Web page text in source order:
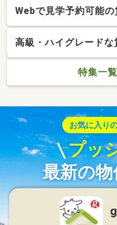
Webで見学予約可能
高級・ハイグレードな
特集一覧
お気に入り
プッ
最新の